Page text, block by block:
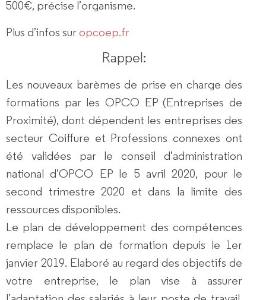
500€, précise l’organisme.
Plus d’infos suropcoep.fr
Rappel:
Les nouveaux barèmes de prise en charge des
formations par les OPCO EP (Entreprises de
Proximité), dont dépendent les entreprises des
secteur Coiffure et Professions connexes ont
été validées par le conseil d’administration
national d’OPCO EP le 5 avril 2020, pour le
second trimestre 2020 et dans la limite des
ressources disponibles.
Le plan de développement des compétences
remplace le plan de formation depuis le 1er
janvier 2019. Elaboré au regard des objectifs de
votre entreprise, le plan vise à assurer